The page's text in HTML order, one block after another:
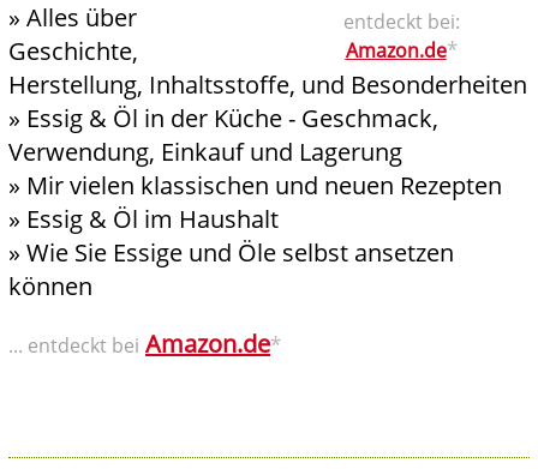
entdeckt bei:
Amazon.de*
» Alles über
Geschichte,
Herstellung, Inhaltsstoffe, und Besonderheiten
» Essig & Öl in der Küche - Geschmack,
Verwendung, Einkauf und Lagerung
» Mir vielen klassischen und neuen Rezepten
» Essig & Öl im Haushalt
» Wie Sie Essige und Öle selbst ansetzen
können
... entdeckt bei Amazon.de*